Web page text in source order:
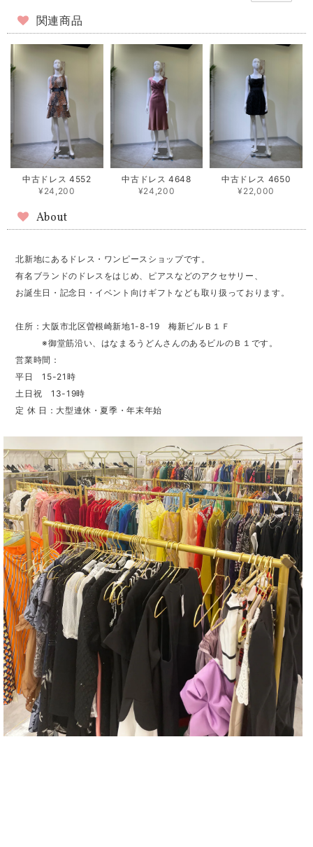
関連商品
中古ドレス 4552
¥24,200
中古ドレス 4648
¥24,200
中古ドレス 4650
¥22,000
About
北新地にあるドレス・ワンピースショップです。
有名ブランドのドレスをはじめ、ピアスなどのアクセサリー、
お誕生日・記念日・イベント向けギフトなども取り扱っております。
住所：大阪市北区曽根崎新地1-8-19 梅新ビルＢ１Ｆ
※御堂筋沿い、はなまるうどんさんのあるビルのＢ１です。
営業時間：
平日 15-21時
土日祝 13-19時
定 休 日：大型連休・夏季・年末年始